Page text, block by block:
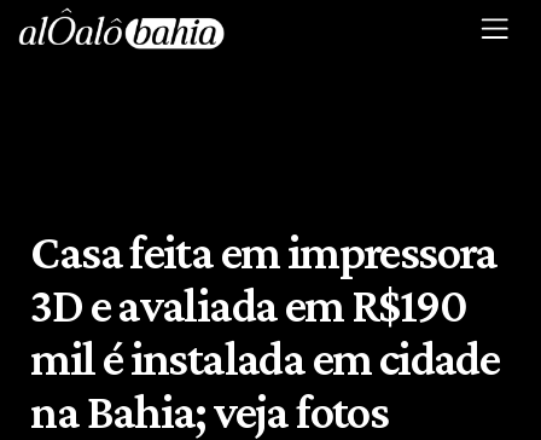
Casa feita em impressora
3D e avaliada em R$190
mil é instalada em cidade
na Bahia; veja fotos